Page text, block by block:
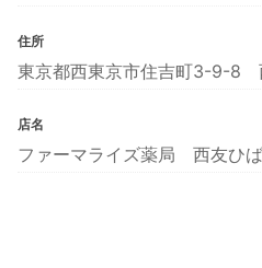
住所
東京都西東京市住吉町3-9-8
店名
ファーマライズ薬局 西友ひ